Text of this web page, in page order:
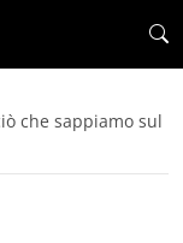
che sappiamo sul